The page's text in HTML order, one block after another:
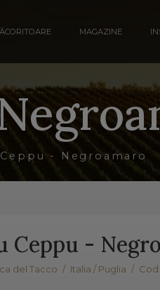
MAGAZINE
- Negroamaro
Ceppu -
del Tacco / Italia / Puglia / Cod